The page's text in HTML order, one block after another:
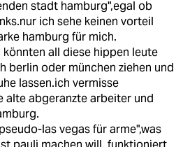
stadt hamburg",egal ob
ich sehe keinen vorteil
hamburg für mich.
all diese hippen leute
berlin oder münchen ziehen und
lassen.ich vermisse
alte abgeranzte arbeiter und
las vegas für arme",was